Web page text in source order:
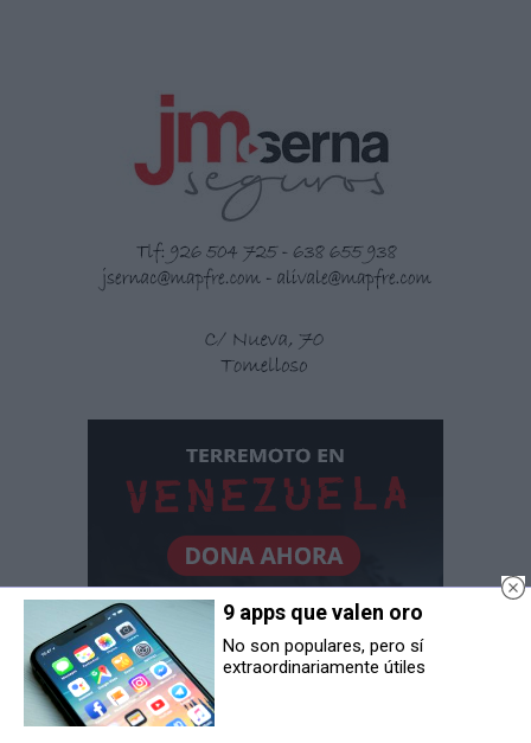
9 apps que valen oro
No son populares, pero sí
extraordinariamente útiles